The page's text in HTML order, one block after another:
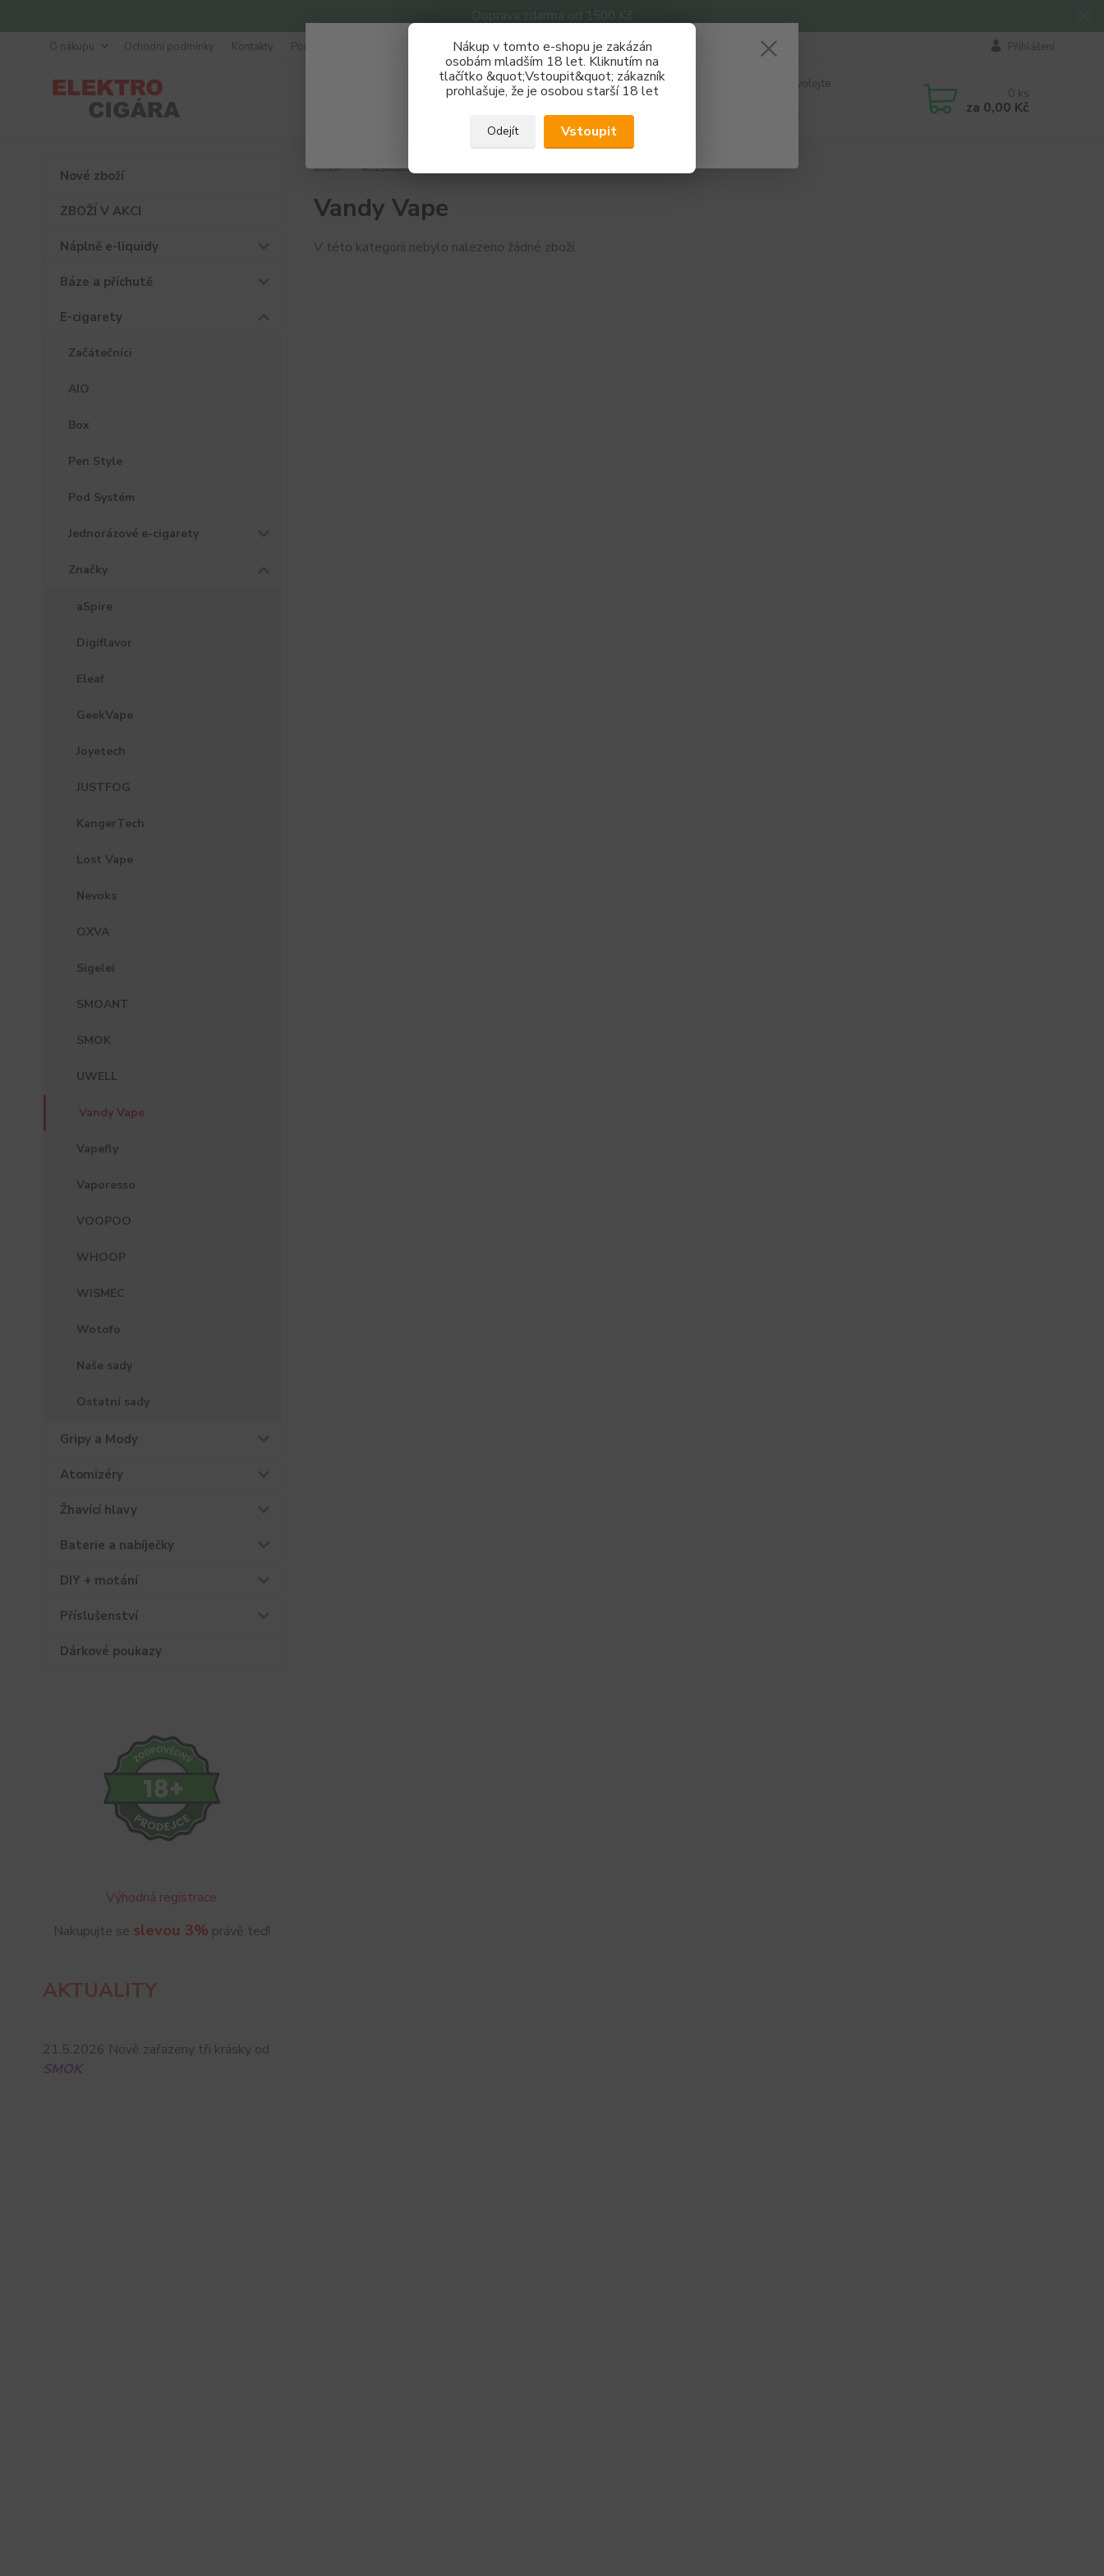
Doprava zdarma od 1500 Kč
Nákup v tomto e-shopu je zakázán
osobám mladším 18 let. Kliknutím na
tlačítko &quot;Vstoupit&quot; zákazník
prohlašuje, že je osobou starší 18 let
Odejít Vstoupit
O nákupu Ochodní podmínky Kontakty Poradna Přihlášení
Hledat
Nevíte si rady? Zavolejte.
0 ks
za 0,00 Kč
Nové zboží
ZBOŽÍ V AKCI
Náplně e-liquidy
Báze a příchutě
E-cigarety
Začátečníci
AIO
Box
Pen Style
Pod Systém
Jednorázové e-cigarety
Značky
aSpire
Digiflavor
Eleaf
GeekVape
Joyetech
JUSTFOG
KangerTech
Lost Vape
Nevoks
OXVA
Sigelei
SMOANT
SMOK
UWELL
Vandy Vape
Vapefly
Vaporesso
VOOPOO
WHOOP
WISMEC
Wotofo
Naše sady
Ostatní sady
Gripy a Mody
Atomizéry
Žhavící hlavy
Baterie a nabíječky
DIY + motání
Příslušenství
Dárkové poukazy
Výhodná registrace
Nakupujte se slevou 3% právě teď!
AKTUALITY
21.5.2026 Nově zařazeny tři krásky od
SMOK
Úvod E-cigarety
Vandy Vape
V této kategorii nebylo nalezeno žádné zboží.
Získej slevu 3%
Zaregistruj se a nakupuj se slevou právě teď!
REGISTRAČNÍ FORMULÁŘ
Zavřít